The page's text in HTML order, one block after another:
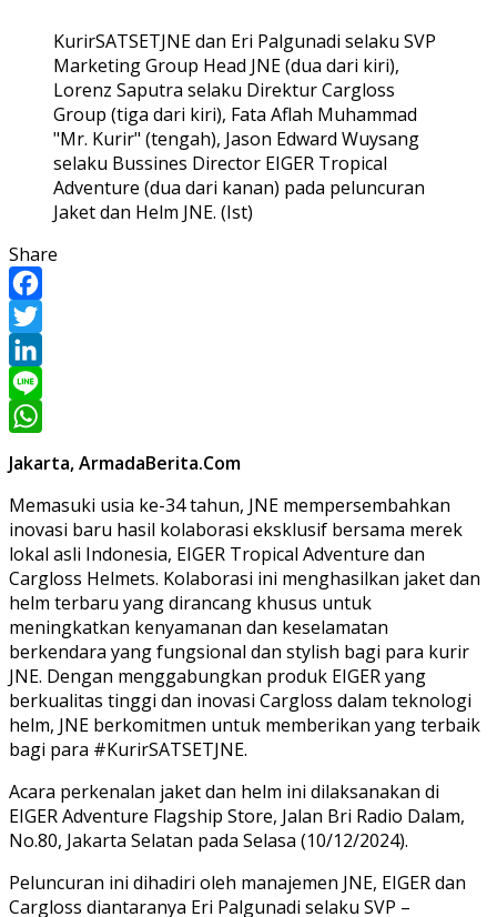
KurirSATSETJNE dan Eri Palgunadi selaku SVP
Marketing Group Head JNE (dua dari kiri),
Lorenz Saputra selaku Direktur Cargloss
Group (tiga dari kiri), Fata Aflah Muhammad
"Mr. Kurir" (tengah), Jason Edward Wuysang
selaku Bussines Director EIGER Tropical
Adventure (dua dari kanan) pada peluncuran
Jaket dan Helm JNE. (Ist)
Share
Facebook
Twitter
LinkedIn
Line
Jakarta, ArmadaBerita.Com
Memasuki usia ke-34 tahun, JNE mempersembahkan
inovasi baru hasil kolaborasi eksklusif bersama merek
lokal asli Indonesia, EIGER Tropical Adventure dan
Cargloss Helmets. Kolaborasi ini menghasilkan jaket dan
helm terbaru yang dirancang khusus untuk
meningkatkan kenyamanan dan keselamatan
berkendara yang fungsional dan stylish bagi para kurir
JNE. Dengan menggabungkan produk EIGER yang
berkualitas tinggi dan inovasi Cargloss dalam teknologi
helm, JNE berkomitmen untuk memberikan yang terbaik
bagi para #KurirSATSETJNE.
Acara perkenalan jaket dan helm ini dilaksanakan di
EIGER Adventure Flagship Store, Jalan Bri Radio Dalam,
No.80, Jakarta Selatan pada Selasa (10/12/2024).
Peluncuran ini dihadiri oleh manajemen JNE, EIGER dan
Cargloss diantaranya Eri Palgunadi selaku SVP –